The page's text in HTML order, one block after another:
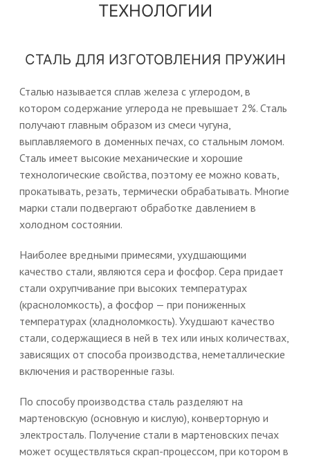
ТЕХНОЛОГИИ
СТАЛЬ ДЛЯ ИЗГОТОВЛЕНИЯ ПРУЖИН
Сталью называется сплав железа с углеродом, в
котором содержание углерода не превышает 2%. Сталь
получают главным образом из смеси чугуна,
выплавляемого в доменных печах, со стальным ломом.
Сталь имеет высокие механические и хорошие
технологические свойства, поэтому ее можно ковать,
прокатывать, резать, термически обрабатывать. Многие
марки стали подвергают обработке давлением в
холодном состоянии.
Наиболее вредными примесями, ухудшающими
качество стали, являются сера и фосфор. Сера придает
стали охрупчивание при высоких температурах
(красноломкость), а фосфор — при пониженных
температурах (хладноломкость). Ухудшают качество
стали, содержащиеся в ней в тех или иных количествах,
зависящих от способа производства, неметаллические
включения и растворенные газы.
По способу производства сталь разделяют на
мартеновскую (основную и кислую), конверторную и
электросталь. Получение стали в мартеновских печах
может осуществляться скрап-процессом, при котором в